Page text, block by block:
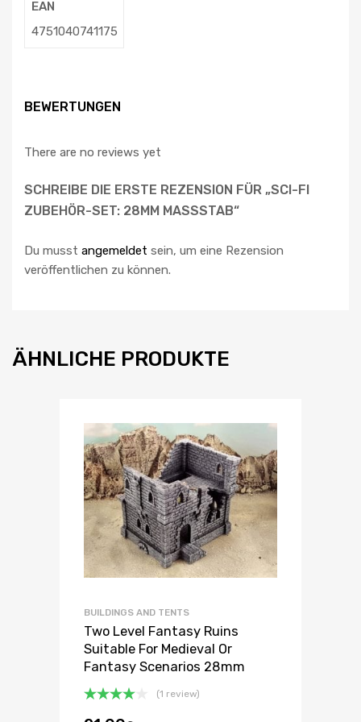
EAN
4751040741175
BEWERTUNGEN
There are no reviews yet
SCHREIBE DIE ERSTE REZENSION FÜR „SCI-FI
ZUBEHÖR-SET: 28MM MASSSTAB“
Du musst angemeldet sein, um eine Rezension
veröffentlichen zu können.
ÄHNLICHE PRODUKTE
BUILDINGS AND TENTS
Two Level Fantasy Ruins
Suitable For Medieval Or
Fantasy Scenarios 28mm
(1 review)